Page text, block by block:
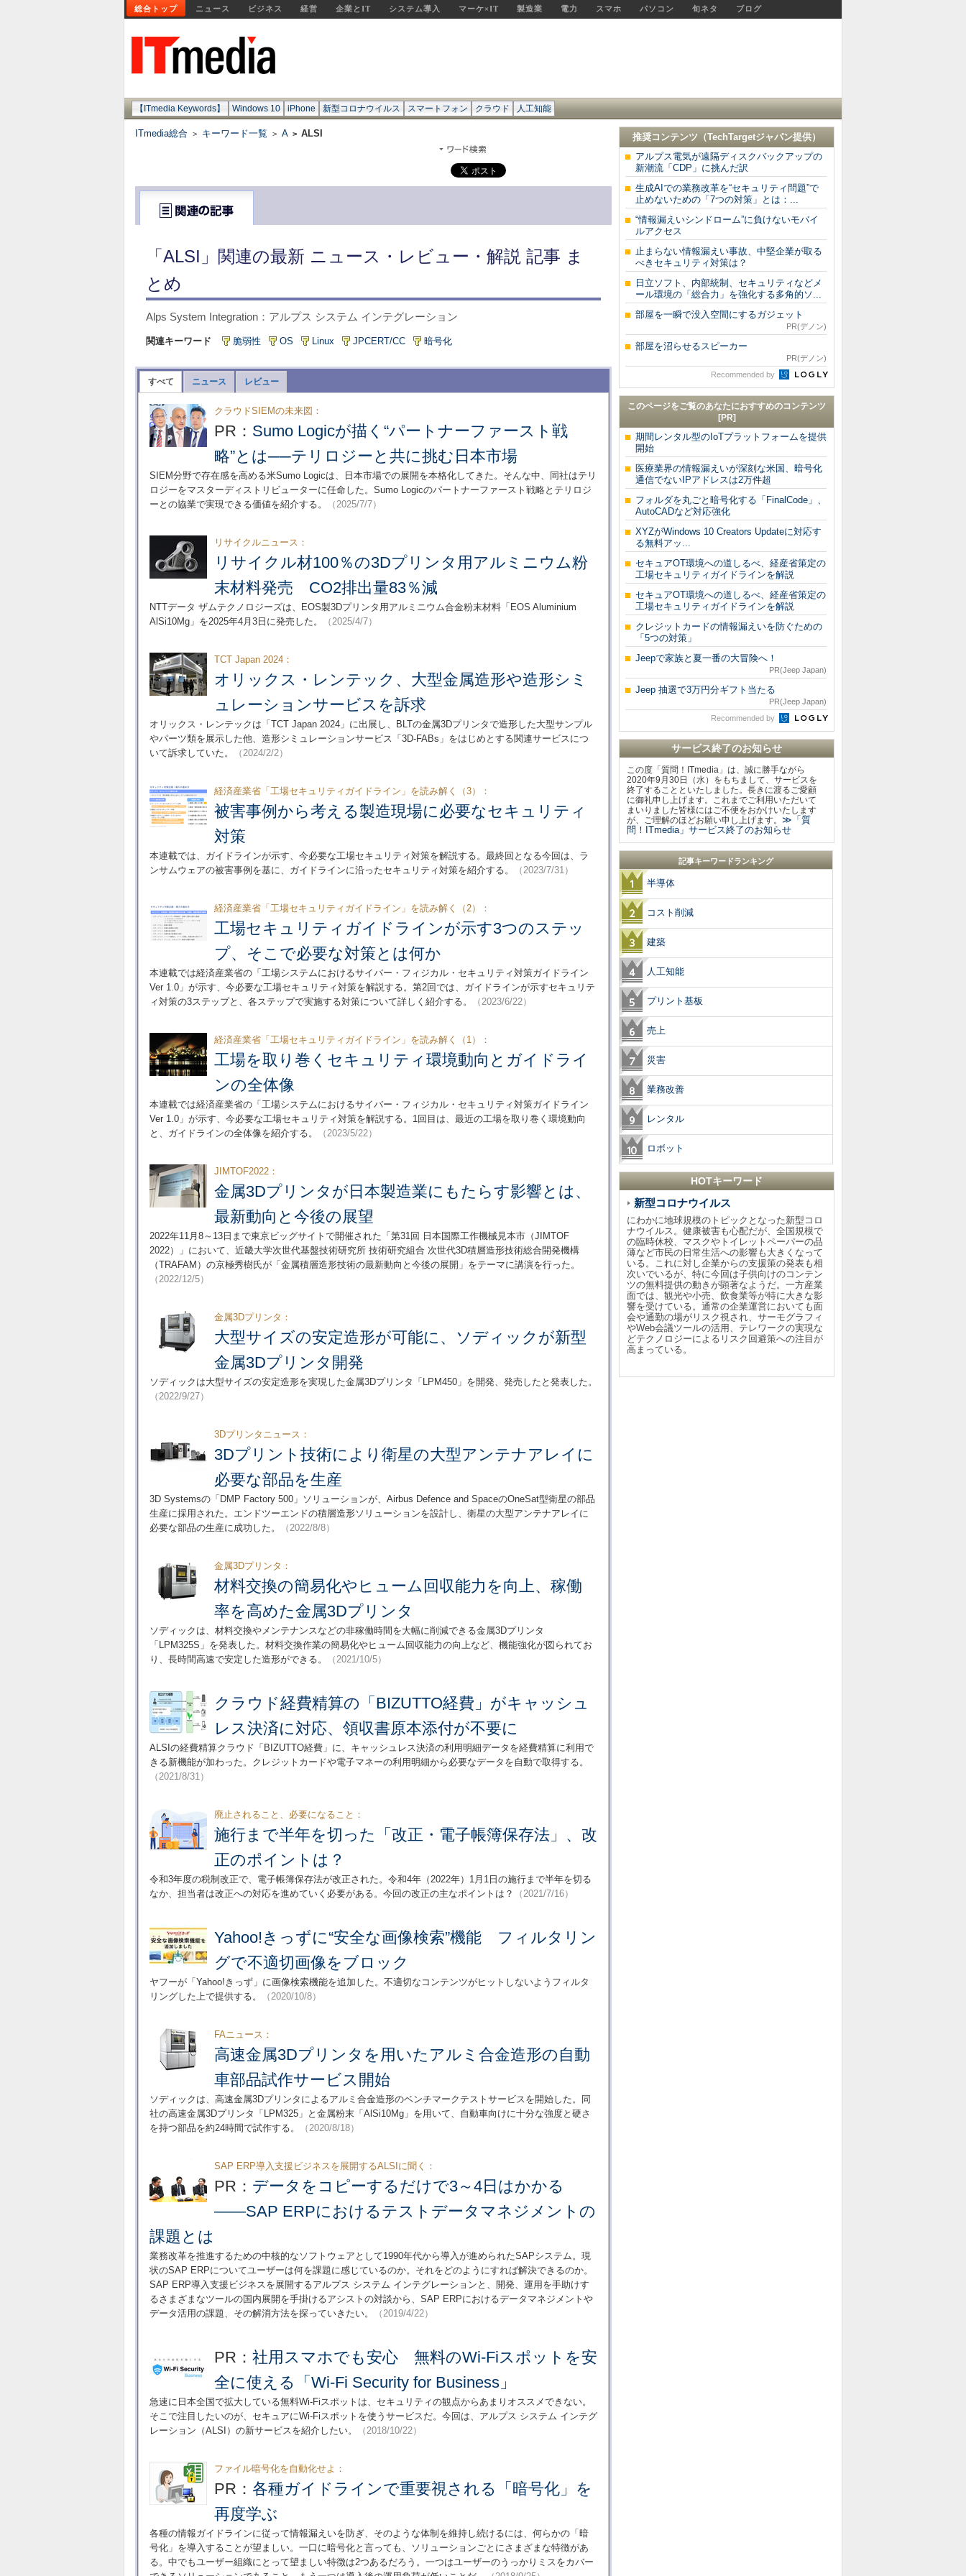
総合トップ ニュース ビジネス 経営 企業とIT システム導入 マーケ×IT 製造業 電力 スマホ パソコン 旬ネタ ブログ
【ITmedia Keywords】 Windows 10 iPhone 新型コロナウイルス スマートフォン クラウド 人工知能
ITmedia総合 > キーワード一覧 > A > ALSI
「ALSI」関連の最新 ニュース・レビュー・解説 記事 ま
とめ
Alps System Integration：アルプス システム インテグレーション
関連キーワード 脆弱性 OS Linux JPCERT/CC 暗号化
すべて ニュース レビュー
クラウドSIEMの未来図：
PR： Sumo Logicが描く“パートナーファースト戦
略”とは──テリロジーと共に挑む日本市場
SIEM分野で存在感を高める米Sumo Logicは、日本市場での展開を本格化してきた。そんな中、同社はテリ
ロジーをマスターディストリビューターに任命した。Sumo Logicのパートナーファースト戦略とテリロジ
ーとの協業で実現できる価値を紹介する。
（2025/7/7）
リサイクルニュース：
リサイクル材100％の3Dプリンタ用アルミニウム粉
末材料発売 CO2排出量83％減
NTTデータ ザムテクノロジーズは、EOS製3Dプリンタ用アルミニウム合金粉末材料「EOS Aluminium
AlSi10Mg」を2025年4月3日に発売した。
（2025/4/7）
TCT Japan 2024：
オリックス・レンテック、大型金属造形や造形シミ
ュレーションサービスを訴求
オリックス・レンテックは「TCT Japan 2024」に出展し、BLTの金属3Dプリンタで造形した大型サンプル
やパーツ類を展示した他、造形シミュレーションサービス「3D-FABs」をはじめとする関連サービスにつ
いて訴求していた。
（2024/2/2）
経済産業省「工場セキュリティガイドライン」を読み解く（3）：
被害事例から考える製造現場に必要なセキュリティ
対策
本連載では、ガイドラインが示す、今必要な工場セキュリティ対策を解説する。最終回となる今回は、ラ
ンサムウェアの被害事例を基に、ガイドラインに沿ったセキュリティ対策を紹介する。
（2023/7/31）
経済産業省「工場セキュリティガイドライン」を読み解く（2）：
工場セキュリティガイドラインが示す3つのステッ
プ、そこで必要な対策とは何か
本連載では経済産業省の「工場システムにおけるサイバー・フィジカル・セキュリティ対策ガイドライン
Ver 1.0」が示す、今必要な工場セキュリティ対策を解説する。第2回では、ガイドラインが示すセキュリテ
ィ対策の3ステップと、各ステップで実施する対策について詳しく紹介する。
（2023/6/22）
経済産業省「工場セキュリティガイドライン」を読み解く（1）：
工場を取り巻くセキュリティ環境動向とガイドライ
ンの全体像
本連載では経済産業省の「工場システムにおけるサイバー・フィジカル・セキュリティ対策ガイドライン
Ver 1.0」が示す、今必要な工場セキュリティ対策を解説する。1回目は、最近の工場を取り巻く環境動向
と、ガイドラインの全体像を紹介する。
（2023/5/22）
JIMTOF2022：
金属3Dプリンタが日本製造業にもたらす影響とは、
最新動向と今後の展望
2022年11月8～13日まで東京ビッグサイトで開催された「第31回 日本国際工作機械見本市（JIMTOF
2022）」において、近畿大学次世代基盤技術研究所 技術研究組合 次世代3D積層造形技術総合開発機構
（TRAFAM）の京極秀樹氏が「金属積層造形技術の最新動向と今後の展開」をテーマに講演を行った。
（2022/12/5）
金属3Dプリンタ：
大型サイズの安定造形が可能に、ソディックが新型
金属3Dプリンタ開発
ソディックは大型サイズの安定造形を実現した金属3Dプリンタ「LPM450」を開発、発売したと発表した。
（2022/9/27）
3Dプリンタニュース：
3Dプリント技術により衛星の大型アンテナアレイに
必要な部品を生産
3D Systemsの「DMP Factory 500」ソリューションが、Airbus Defence and SpaceのOneSat型衛星の部品
生産に採用された。エンドツーエンドの積層造形ソリューションを設計し、衛星の大型アンテナアレイに
必要な部品の生産に成功した。
（2022/8/8）
金属3Dプリンタ：
材料交換の簡易化やヒューム回収能力を向上、稼働
率を高めた金属3Dプリンタ
ソディックは、材料交換やメンテナンスなどの非稼働時間を大幅に削減できる金属3Dプリンタ
「LPM325S」を発表した。材料交換作業の簡易化やヒューム回収能力の向上など、機能強化が図られてお
り、長時間高速で安定した造形ができる。
（2021/10/5）
クラウド経費精算の「BIZUTTO経費」がキャッシュ
レス決済に対応、領収書原本添付が不要に
ALSIの経費精算クラウド「BIZUTTO経費」に、キャッシュレス決済の利用明細データを経費精算に利用で
きる新機能が加わった。クレジットカードや電子マネーの利用明細から必要なデータを自動で取得する。
（2021/8/31）
廃止されること、必要になること：
施行まで半年を切った「改正・電子帳簿保存法」、改
正のポイントは？
令和3年度の税制改正で、電子帳簿保存法が改正された。令和4年（2022年）1月1日の施行まで半年を切る
なか、担当者は改正への対応を進めていく必要がある。今回の改正の主なポイントは？
（2021/7/16）
Yahoo!きっずに“安全な画像検索”機能 フィルタリン
グで不適切画像をブロック
ヤフーが「Yahoo!きっず」に画像検索機能を追加した。不適切なコンテンツがヒットしないようフィルタ
リングした上で提供する。
（2020/10/8）
FAニュース：
高速金属3Dプリンタを用いたアルミ合金造形の自動
車部品試作サービス開始
ソディックは、高速金属3Dプリンタによるアルミ合金造形のベンチマークテストサービスを開始した。同
社の高速金属3Dプリンタ「LPM325」と金属粉末「AlSi10Mg」を用いて、自動車向けに十分な強度と硬さ
を持つ部品を約24時間で試作する。
（2020/8/18）
SAP ERP導入支援ビジネスを展開するALSIに聞く：
PR： データをコピーするだけで3～4日はかかる
――SAP ERPにおけるテストデータマネジメントの
課題とは
業務改革を推進するための中核的なソフトウェアとして1990年代から導入が進められたSAPシステム。現
状のSAP ERPについてユーザーは何を課題に感じているのか。それをどのようにすれば解決できるのか。
SAP ERP導入支援ビジネスを展開するアルプス システム インテグレーションと、開発、運用を手助けす
るさまざまなツールの国内展開を手掛けるアシストの対談から、SAP ERPにおけるデータマネジメントや
データ活用の課題、その解消方法を探っていきたい。
（2019/4/22）
PR： 社用スマホでも安心 無料のWi-Fiスポットを安
全に使える「Wi-Fi Security for Business」
急速に日本全国で拡大している無料Wi-Fiスポットは、セキュリティの観点からあまりオススメできない。
そこで注目したいのが、セキュアにWi-Fiスポットを使うサービスだ。今回は、アルプス システム インテグ
レーション（ALSI）の新サービスを紹介したい。
（2018/10/22）
ファイル暗号化を自動化せよ：
PR： 各種ガイドラインで重要視される「暗号化」を
再度学ぶ
各種の情報ガイドラインに従って情報漏えいを防ぎ、そのような体制を維持し続けるには、何らかの「暗
号化」を導入することが望ましい。一口に暗号化と言っても、ソリューションごとにさまざまな特徴があ
る。中でもユーザー組織にとって望ましい特徴は2つあるだろう。一つはユーザーのうっかりミスをカバー
推奨コンテンツ（TechTargetジャパン提供）
アルプス電気が遠隔ディスクバックアップの
新潮流「CDP」に挑んだ訳
生成AIでの業務改革を“セキュリティ問題”で
止めないための「7つの対策」とは：...
“情報漏えいシンドローム”に負けないモバイ
ルアクセス
止まらない情報漏えい事故、中堅企業が取る
べきセキュリティ対策は？
日立ソフト、内部統制、セキュリティなどメ
ール環境の「総合力」を強化する多角的ソ...
部屋を一瞬で没入空間にするガジェット
PR(デノン)
部屋を沼らせるスピーカー
PR(デノン)
Recommended by
このページをご覧のあなたにおすすめのコンテンツ
[PR]
期間レンタル型のIoTプラットフォームを提供
開始
医療業界の情報漏えいが深刻な米国、暗号化
通信でないIPアドレスは2万件超
フォルダを丸ごと暗号化する「FinalCode」、
AutoCADなど対応強化
XYZがWindows 10 Creators Updateに対応す
る無料アッ...
セキュアOT環境への道しるべ、経産省策定の
工場セキュリティガイドラインを解説
セキュアOT環境への道しるべ、経産省策定の
工場セキュリティガイドラインを解説
クレジットカードの情報漏えいを防ぐための
「5つの対策」
Jeepで家族と夏一番の大冒険へ！
PR(Jeep Japan)
Jeep 抽選で3万円分ギフト当たる
PR(Jeep Japan)
Recommended by
サービス終了のお知らせ
この度「質問！ITmedia」は、誠に勝手ながら
2020年9月30日（水）をもちまして、サービスを
終了することといたしました。長きに渡るご愛顧
に御礼申し上げます。これまでご利用いただいて
まいりました皆様にはご不便をおかけいたします
が、ご理解のほどお願い申し上げます。 ≫「質
問！ITmedia」サービス終了のお知らせ
記事キーワードランキング
半導体
コスト削減
建築
人工知能
プリント基板
売上
災害
業務改善
レンタル
ロボット
HOTキーワード
新型コロナウイルス
にわかに地球規模のトピックとなった新型コロ
ナウイルス。健康被害も心配だが、全国規模で
の臨時休校、マスクやトイレットペーパーの品
薄など市民の日常生活への影響も大きくなって
いる。これに対し企業からの支援策の発表も相
次いでいるが、特に今回は子供向けのコンテン
ツの無料提供の動きが顕著なようだ。一方産業
面では、観光や小売、飲食業等が特に大きな影
響を受けている。通常の企業運営においても面
会や通勤の場がリスク視され、サーモグラフィ
やWeb会議ツールの活用、テレワークの実現な
どテクノロジーによるリスク回避策への注目が
高まっている。